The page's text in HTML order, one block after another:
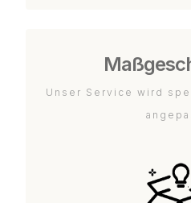
Unser Service wird